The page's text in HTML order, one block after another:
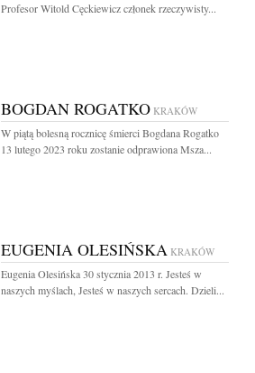
Profesor Witold Cęckiewicz członek rzeczywisty...
BOGDAN ROGATKO KRAKÓW
W piątą bolesną rocznicę śmierci Bogdana Rogatko
13 lutego 2023 roku zostanie odprawiona Msza...
EUGENIA OLESIŃSKA KRAKÓW
Eugenia Olesińska 30 stycznia 2013 r. Jesteś w
naszych myślach, Jesteś w naszych sercach. Dzieli...